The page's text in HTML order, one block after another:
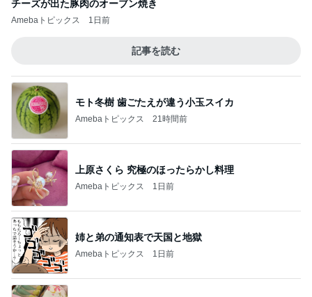
チーズが出た豚肉のオーブン焼き
Amebaトピックス 1日前
記事を読む
モト冬樹 歯ごたえが違う小玉スイカ
Amebaトピックス 21時間前
上原さくら 究極のほったらかし料理
Amebaトピックス 1日前
姉と弟の通知表で天国と地獄
Amebaトピックス 1日前